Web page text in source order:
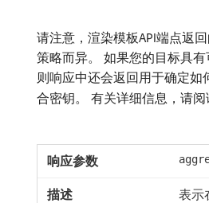
请注意，渲染模板API端点返
策略而异。 如果您的目标具有
则响应中还会返回用于确定如
合密钥。 有关详细信息，请阅
表示